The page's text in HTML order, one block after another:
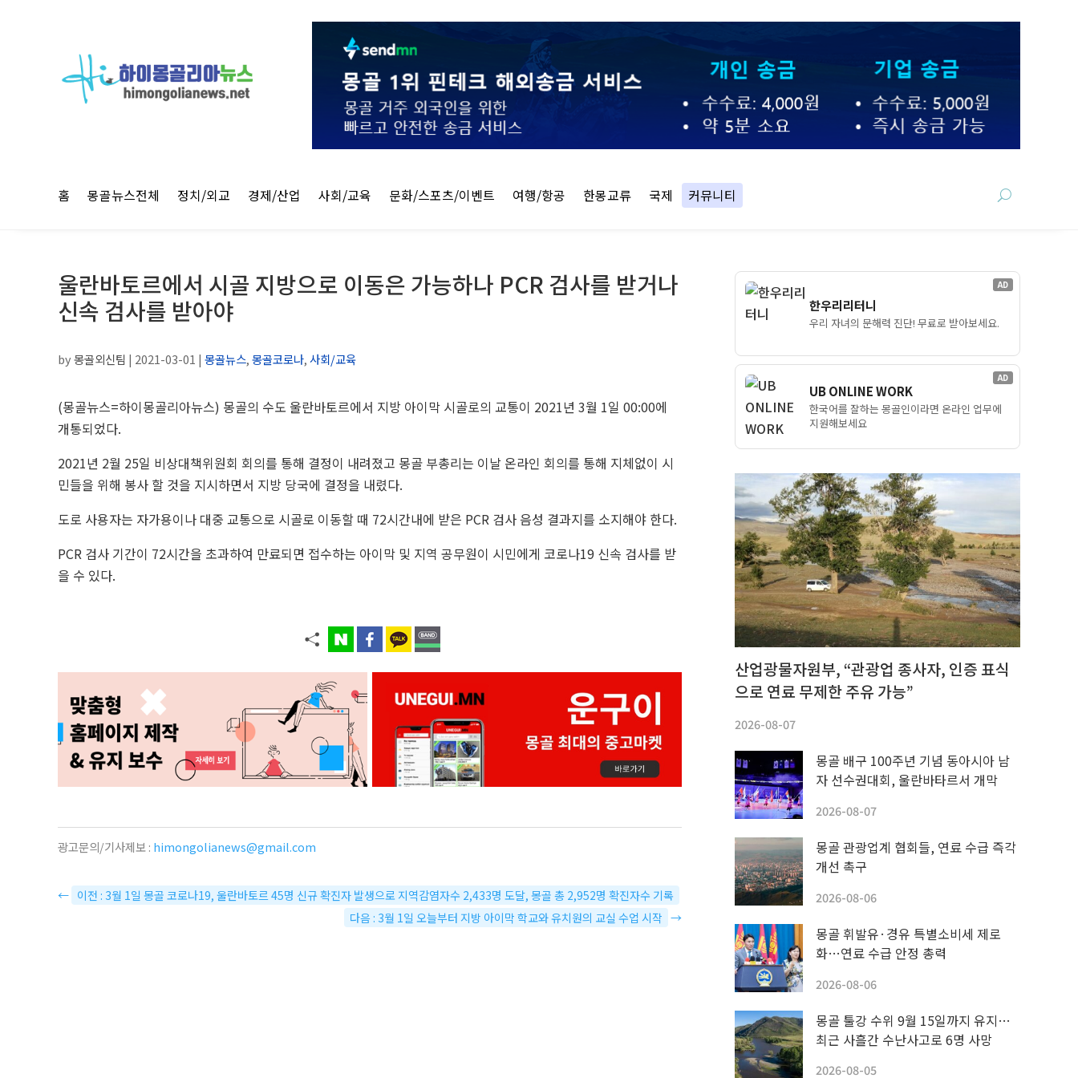
홈 몽골뉴스전체 정치/외교 경제/산업 사회/교육 문화/스포츠/이벤트 여행/항공 한몽교류 국제 커뮤니티
울란바토르에서 시골 지방으로 이동은 가능하나 PCR 검사를 받거나
신속 검사를 받아야
by몽골외신팀 | 2021-03-01 | 몽골뉴스,몽골코로나,사회/교육
(몽골뉴스=하이몽골리아뉴스) 몽골의 수도 울란바토르에서 지방 아이막 시골로의 교통이 2021년 3월 1일 00:00에
개통되었다.
2021년 2월 25일 비상대책위원회 회의를 통해 결정이 내려졌고 몽골 부총리는 이날 온라인 회의를 통해 지체없이 시
민들을 위해 봉사 할 것을 지시하면서 지방 당국에 결정을 내렸다.
도로 사용자는 자가용이나 대중 교통으로 시골로 이동할 때 72시간내에 받은 PCR 검사 음성 결과지를 소지해야 한다.
PCR 검사 기간이 72시간을 초과하여 만료되면 접수하는 아이막 및 지역 공무원이 시민에게 코로나19 신속 검사를 받
을 수 있다.
광고문의/기사제보 : himongolianews@gmail.com
← 이전 : 3월 1일 몽골 코로나19, 울란바토르 45명 신규 확진자 발생으로 지역감염자수 2,433명 도달, 몽골 총 2,952명 확진자수 기록
다음 : 3월 1일 오늘부터 지방 아이막 학교와 유치원의 교실 수업 시작 →
AD
한우리리터니
우리 자녀의 문해력 진단! 무료로 받아보세요.
AD
UB ONLINE WORK
한국어를 잘하는 몽골인이라면 온라인 업무에
지원해보세요
산업광물자원부, “관광업 종사자, 인증 표식
으로 연료 무제한 주유 가능”
2026-08-07
몽골 배구 100주년 기념 동아시아 남
자 선수권대회, 울란바타르서 개막
2026-08-07
몽골 관광업계 협회들, 연료 수급 즉각
개선 촉구
2026-08-06
몽골 휘발유·경유 특별소비세 제로
화…연료 수급 안정 총력
2026-08-06
몽골 툴강 수위 9월 15일까지 유지…
최근 사흘간 수난사고로 6명 사망
2026-08-05